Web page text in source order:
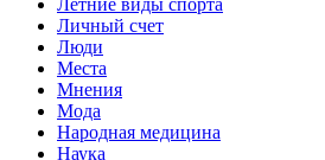
Личный счет
Люди
Места
Мнения
Мода
Народная медицина
Наука